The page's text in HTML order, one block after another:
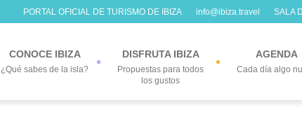
PORTAL OFICIAL DE TURISMO DE IBIZA info@ibiza.travel SALA
CONOCE IBIZA
¿Qué sabes de la isla?
DISFRUTA IBIZA
Propuestas para todos
los gustos
AGENDA
Cada día algo